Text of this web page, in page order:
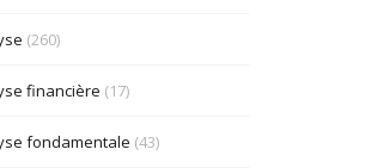
(260)
financière (17)
fondamentale (43)